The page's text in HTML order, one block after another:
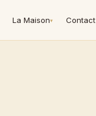
La Maison▾ Contact